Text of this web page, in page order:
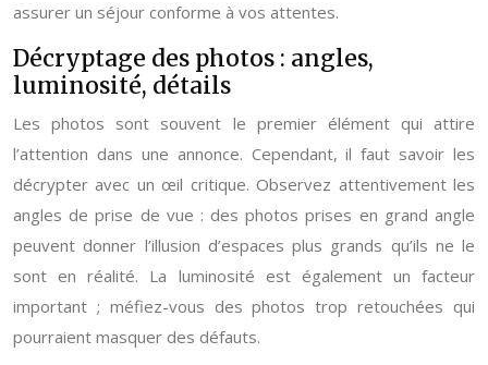
assurer un séjour conforme à vos attentes.
Décryptage des photos : angles,
luminosité, détails
Les photos sont souvent le premier élément qui attire
l’attention dans une annonce. Cependant, il faut savoir les
décrypter avec un œil critique. Observez attentivement les
angles de prise de vue : des photos prises en grand angle
peuvent donner l’illusion d’espaces plus grands qu’ils ne le
sont en réalité. La luminosité est également un facteur
important ; méfiez-vous des photos trop retouchées qui
pourraient masquer des défauts.